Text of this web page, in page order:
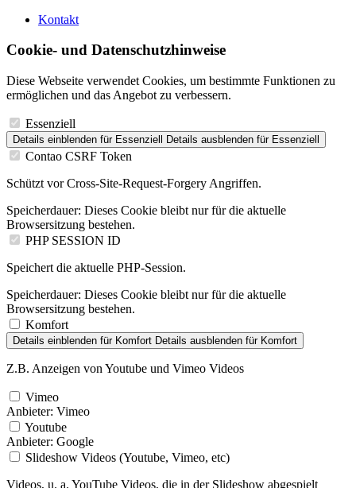
Kontakt
Cookie- und Datenschutzhinweise
Diese Webseite verwendet Cookies, um bestimmte Funktionen zu
ermöglichen und das Angebot zu verbessern.
Essenziell
Details einblenden für Essenziell Details ausblenden für Essenziell
Contao CSRF Token
Schützt vor Cross-Site-Request-Forgery Angriffen.
Speicherdauer: Dieses Cookie bleibt nur für die aktuelle
Browsersitzung bestehen.
PHP SESSION ID
Speichert die aktuelle PHP-Session.
Speicherdauer: Dieses Cookie bleibt nur für die aktuelle
Browsersitzung bestehen.
Komfort
Details einblenden für Komfort Details ausblenden für Komfort
Z.B. Anzeigen von Youtube und Vimeo Videos
Vimeo
Anbieter: Vimeo
Youtube
Anbieter: Google
Slideshow Videos (Youtube, Vimeo, etc)
Videos, u. a. YouTube Videos, die in der Slideshow abgespielt